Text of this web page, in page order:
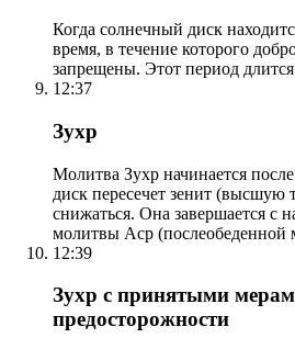
Когда солнечный диск
время, в течение которого
запрещены. Этот период длится
12:37
Зухр
Молитва Зухр начинается
диск пересечет зенит (высшую
снижаться. Она завершается с
молитвы Аср (послеобеденной
12:39
Зухр с принятыми
предосторожности